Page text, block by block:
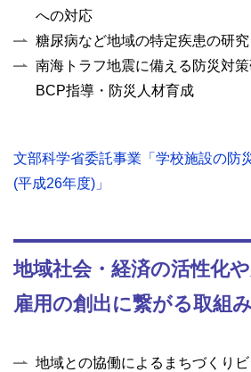
への対応
糖尿病など地域の特定疾患の研究
南海トラフ地震に備える防災対
BCP指導・防災人材育成
文部科学省委託事業「学校施設の防
(平成26年度)」
地域社会・経済の活性化や
雇用の創出に繋がる取組み
地域との協働によるまちづくり